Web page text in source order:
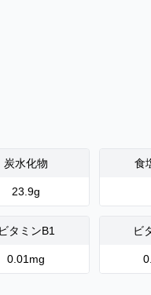
炭水化物
23.9g
食
ビタミンB1
0.01 mg
ビ